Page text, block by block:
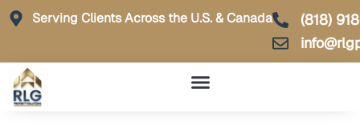
Skip
Serving Clients Across the U.S. & Canada
(818)